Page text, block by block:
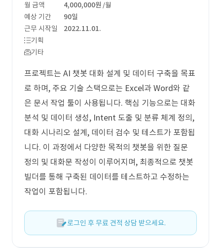
월 금액 4,000,000원 /월
예상 기간
90일
근무 시작일
2022.11.01.
기획
기타
프로젝트는 AI 챗봇 대화 설계 및 데이터 구축을 목표
로 하며, 주요 기술 스택으로는 Excel과 Word와 같
은 문서 작업 툴이 사용됩니다. 핵심 기능으로는 대화
분석 및 데이터 생성, Intent 도출 및 분류 체계 정의,
대화 시나리오 설계, 데이터 검수 및 테스트가 포함됩
니다. 이 과정에서 다양한 목적의 챗봇을 위한 질문
정의 및 대화문 작성이 이루어지며, 최종적으로 챗봇
빌더를 통해 구축된 데이터를 테스트하고 수정하는
작업이 포함됩니다.
로그인 후 무료 견적 상담 받으세요.